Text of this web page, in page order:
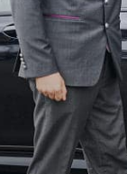
Pour vos trajets
de transport
pour des
bénéficiez